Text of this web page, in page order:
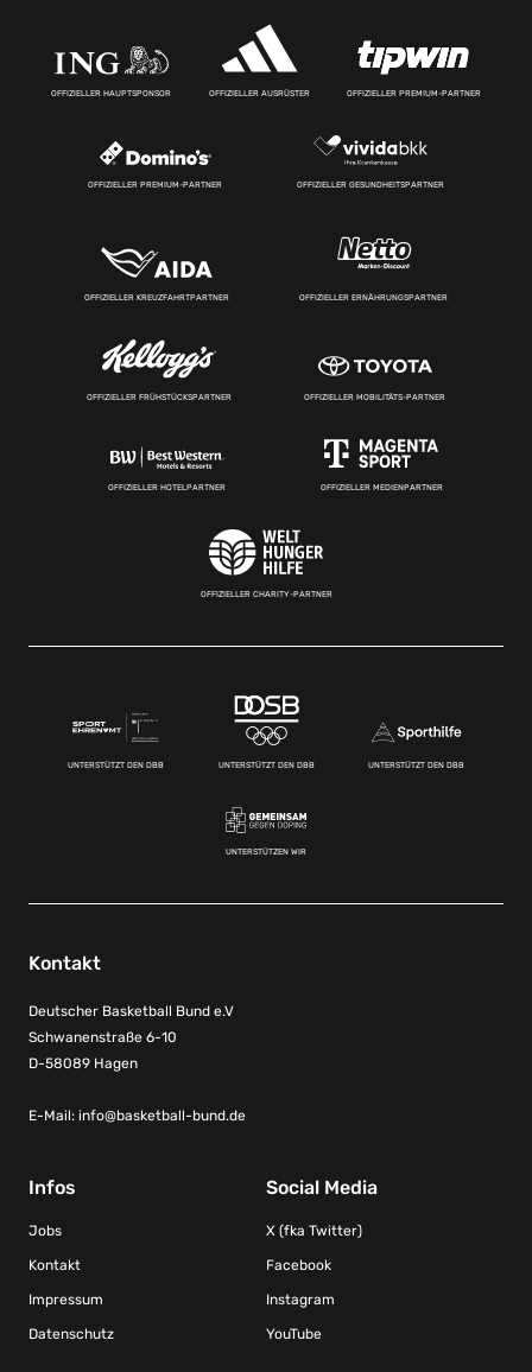
OFFIZIELLER HAUPTSPONSOR OFFIZIELLER AUSRÜSTER OFFIZIELLER PREMIUM-PARTNER
OFFIZIELLER PREMIUM-PARTNER OFFIZIELLER GESUNDHEITSPARTNER
OFFIZIELLER KREUZFAHRTPARTNER OFFIZIELLER ERNÄHRUNGSPARTNER
OFFIZIELLER FRÜHSTÜCKSPARTNER OFFIZIELLER MOBILITÄTS-PARTNER
OFFIZIELLER HOTELPARTNER OFFIZIELLER MEDIENPARTNER
OFFIZIELLER CHARITY-PARTNER
UNTERSTÜTZT DEN DBB UNTERSTÜTZT DEN DBB UNTERSTÜTZT DEN DBB
UNTERSTÜTZEN WIR
Kontakt
Deutscher Basketball Bund e.V
Schwanenstraße 6-10
D-58089 Hagen
E-Mail: info@basketball-bund.de
Infos
Jobs
Kontakt
Impressum
Datenschutz
Social Media
X (fka Twitter)
Facebook
Instagram
YouTube